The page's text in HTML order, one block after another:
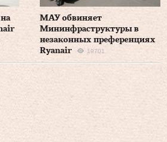
МАУ обвиняет
Мининфраструктуры в
незаконных преференциях
Ryanair
19701